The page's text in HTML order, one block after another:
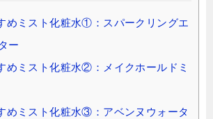
めミスト化粧水①：スパークリングエ
ー
めミスト化粧水②：メイクホールドミ
めミスト化粧水③：アベンヌウォータ